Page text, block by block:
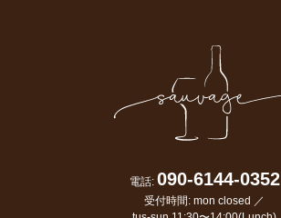
電話: 090-6144-0352
受付時間: mon closed ／